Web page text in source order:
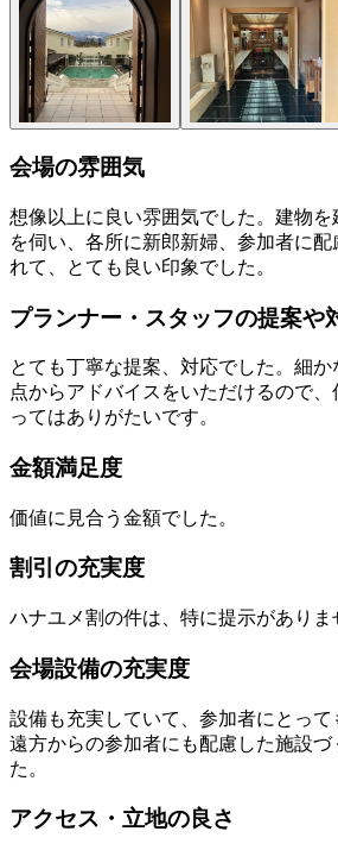
会場の雰囲気
想像以上に良い雰囲気でした。建物
を伺い、各所に新郎新婦、参加者に
れて、とても良い印象でした。
プランナー・スタッフの提案や
とても丁寧な提案、対応でした。細
点からアドバイスをいただけるので
ってはありがたいです。
金額満足度
価値に見合う金額でした。
割引の充実度
ハナユメ割の件は、特に提示がありま
会場設備の充実度
設備も充実していて、参加者にとって
遠方からの参加者にも配慮した施設づ
た。
アクセス・立地の良さ